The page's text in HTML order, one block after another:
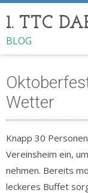
1. TTC
BLOG
Wetter
Knapp 30
Vereinsheim ein,
nehmen. Bereits
leckeres Buffet